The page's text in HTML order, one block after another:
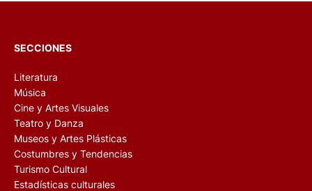
SECCIONES
Literatura
Música
Cine y Artes Visuales
Teatro y Danza
Museos y Artes Plásticas
Costumbres y Tendencias
Turismo Cultural
Estadísticas culturales